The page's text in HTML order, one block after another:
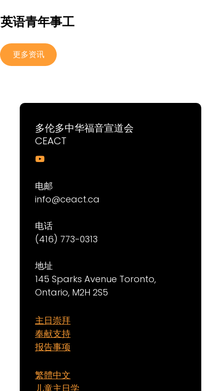
英语青年事工
更多资讯
多伦多中华福音宣道会
CEACT

电邮
info@ceact.ca
电话
(416) 773-0313
地址
145 Sparks Avenue Toronto,
Ontario, M2H 2S5
主日崇拜
奉献支持
报告事项
繁體中文
儿童主日学